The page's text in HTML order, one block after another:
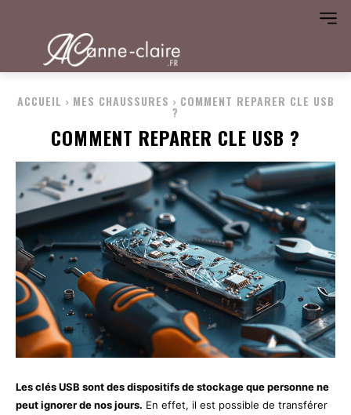
ACCUEIL MES CHAUSSURES COMMENT REPARER CLE USB
?
COMMENT REPARER CLE USB ?
Les clés USB sont des dispositifs de stockage que personne ne
peut ignorer de nos jours. En effet, il est possible de transférer